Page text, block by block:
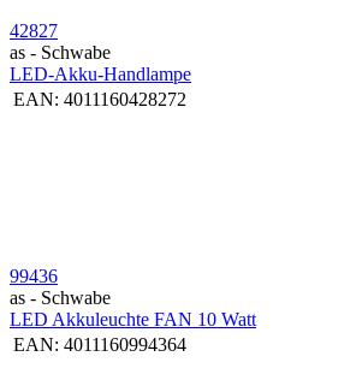
42827
as - Schwabe
LED-Akku-Handlampe
EAN: 4011160428272
99436
as - Schwabe
LED Akkuleuchte FAN 10 Watt
EAN: 4011160994364